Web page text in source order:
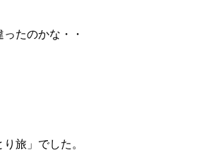
たのかな・・
旅」でした。